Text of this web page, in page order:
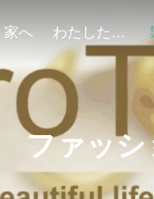
家へ わたしたち に つい て
ファッ